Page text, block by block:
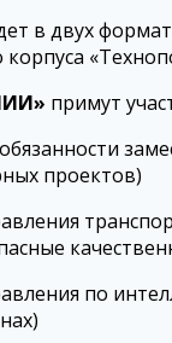
в двух
корпуса
примут
проектов)
по